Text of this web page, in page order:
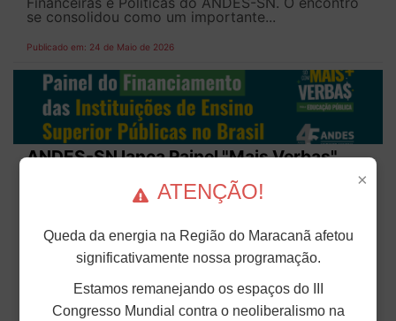
se consolidou como um importante...
Publicado em: 24 de Maio de 2026
ANDES-SN lança Painel "Mais Verbas"
que permite monitorar financiamento das
universidades públicas
O ANDES-SN lançou, nesta sexta-feira (22), o
Painel Mais Verbas, uma plataforma interativa
voltada para o acompanhamento detalhado dos
dados de financiamento das instituições públicas
de ensino superior no Brasil. A ferramenta, que
pode ser acessada pelo endereço...
×
ATENÇÃO!
Queda da energia na Região do Maracanã afetou
significativamente nossa programação.
Estamos remanejando os espaços do III
Congresso Mundial contra o neoliberalismo na